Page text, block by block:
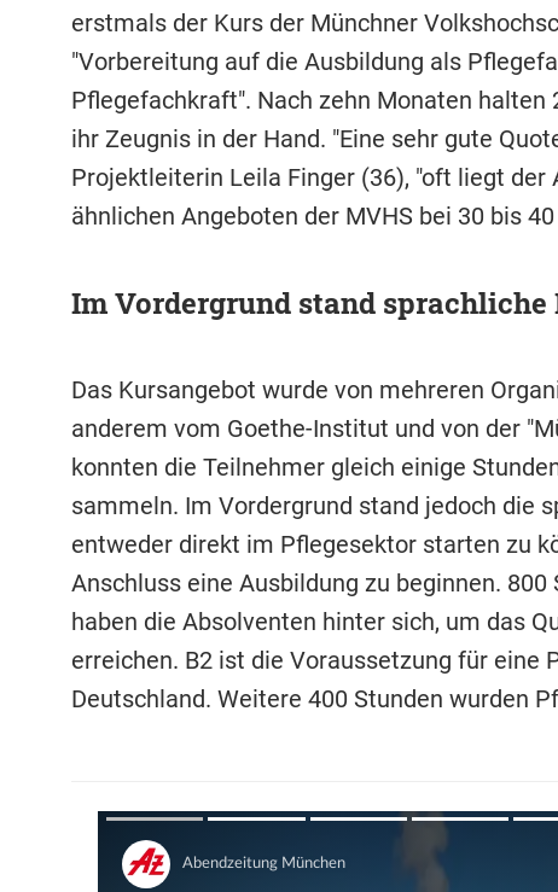
erstmals der Kurs der Münchner
"Vorbereitung auf die Ausbildung als
Pflegefachkraft". Nach zehn Monaten halten
ihr Zeugnis in der Hand. "Eine sehr gute
Projektleiterin Leila Finger (36), "oft liegt der
ähnlichen Angeboten der MVHS bei 30 bis
Im Vordergrund stand sprachliche
Das Kursangebot wurde von mehreren
anderem vom Goethe-Institut und von der
konnten die Teilnehmer gleich einige
sammeln. Im Vordergrund stand jedoch die
entweder direkt im Pflegesektor starten zu
Anschluss eine Ausbildung zu beginnen.
haben die Absolventen hinter sich, um das
erreichen. B2 ist die Voraussetzung für eine
Deutschland. Weitere 400 Stunden wurden